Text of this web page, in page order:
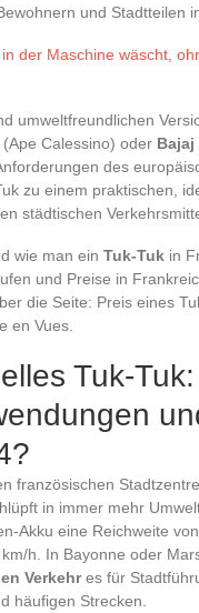
und Stadtteilen
der Maschine wäscht,
umweltfreundlichen
(Ape Calessino) oder Bajaj
des
zu einem praktischen,
städtischen
wie man ein Tuk-Tuk in
und Preise in
die Seite: Preis eines
en Vues.
Tuk-
französischen
in immer mehr
Akku eine Reichweite
h. In Bayonne oder
Verkehres für
häufigen Strecken.